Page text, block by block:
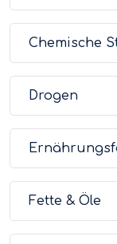
Chemische
Drogen
Fette & Öle